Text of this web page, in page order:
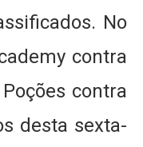
No
contra
contra
desta sexta-